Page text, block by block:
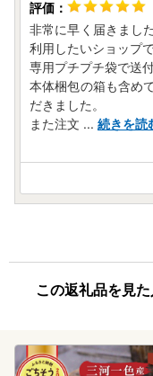
いいたします。
〇寄附受領証明書の
令和 7 年 12 月 25
年内に発送いたします
12 月 26 日（金）か
分）は、年明け１カ
〇年末年始のワンス
す。
12 月 26 日（金）
ワンストップ特例申
からもダウンロード
非常に早く届きまし
利用したいショップで
専用プチプチ袋で送
本体梱包の箱も含め
だきました。
また注文 ... 続きを読
この返礼品を見